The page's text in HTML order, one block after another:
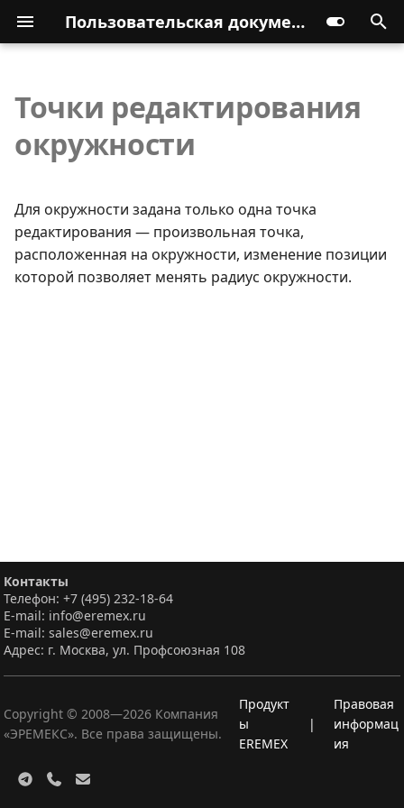
Пользовательская документация
Точки редактирования
окружности
Для окружности задана только одна точка
редактирования — произвольная точка,
расположенная на окружности, изменение позиции
которой позволяет менять радиус окружности.
Контакты
Телефон: +7 (495) 232-18-64
E-mail: info@eremex.ru
E-mail: sales@eremex.ru
Адрес: г. Москва, ул. Профсоюзная 108
Copyright © 2008—2026 Компания
«ЭРЕМЕКС». Все права защищены.
Продукт
ы
EREMEX
|
Правовая
информац
ия